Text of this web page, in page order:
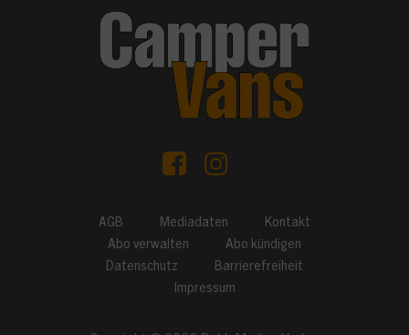
AGB Mediadaten
Kontakt
Abo verwalten
Abo kündigen
Datenschutz
Barrierefreiheit
Impressum